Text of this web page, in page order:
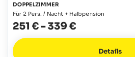
DOPPELZIMMER
Für 2 Pers. / Nacht + Halbpension
251 €-339 €
Details